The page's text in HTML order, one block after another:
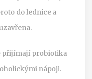
do lednice a
přijímají probiotika
nápoji.